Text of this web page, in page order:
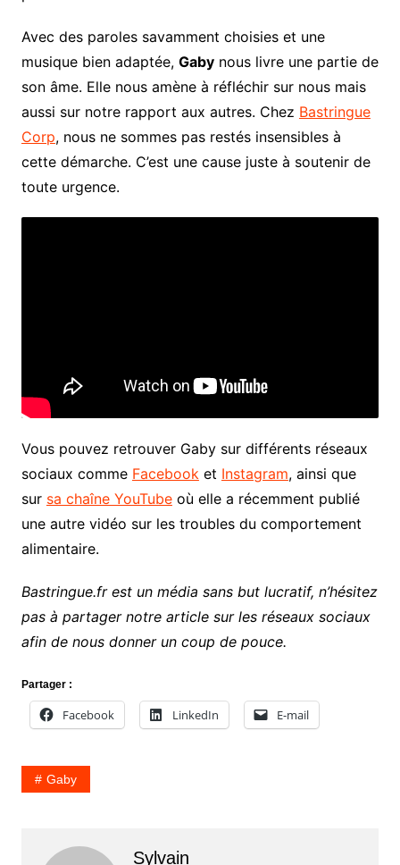
Avec des paroles savamment choisies et une
musique bien adaptée, Gabynous livre une partie de
son âme. Elle nous amène à réfléchir sur nous mais
aussi sur notre rapport aux autres. Chez Bastringue
Corp, nous ne sommes pas restés insensibles à
cette démarche. C’est une cause juste à soutenir de
toute urgence.
Vous pouvez retrouver Gaby sur différents réseaux
sociaux comme Facebooket Instagram, ainsi que
sur sa chaîne YouTubeoù elle a récemment publié
une autre vidéo sur les troubles du comportement
alimentaire.
Bastringue.fr est un média sans but lucratif, n’hésitez
pas à partager notre article sur les réseaux sociaux
afin de nous donner un coup de pouce.
Partager :
Facebook LinkedIn E-mail
Gaby
Sylvain